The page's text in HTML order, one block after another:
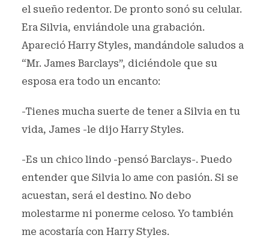
el sueño redentor. De pronto sonó su celular.
Era Silvia, enviándole una grabación.
Apareció Harry Styles, mandándole saludos a
“Mr. James Barclays”, diciéndole que su
esposa era todo un encanto:
-Tienes mucha suerte de tener a Silvia en tu
vida, James -le dijo Harry Styles.
-Es un chico lindo -pensó Barclays-. Puedo
entender que Silvia lo ame con pasión. Si se
acuestan, será el destino. No debo
molestarme ni ponerme celoso. Yo también
me acostaría con Harry Styles.